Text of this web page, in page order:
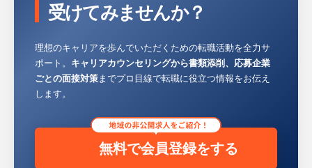
└ 店舗運営支援、業務改善、マネジメント
将来的には、エリア本部や貯金事務センター
など、現場経験を活かした多様なキャリアに
※転勤に関して：初期配属先で活躍いただい
た後、将来的には採用エリア内での転勤可能
受けてみませんか？
理想のキャリアを歩んでいただくための転職活動を全力サ
ポート。 キャリアカウンセリングから書類添削、応募企業
ごとの面接対策までプロ目線で転職に役立つ情報をお伝え
します。
無料で会員登録をする